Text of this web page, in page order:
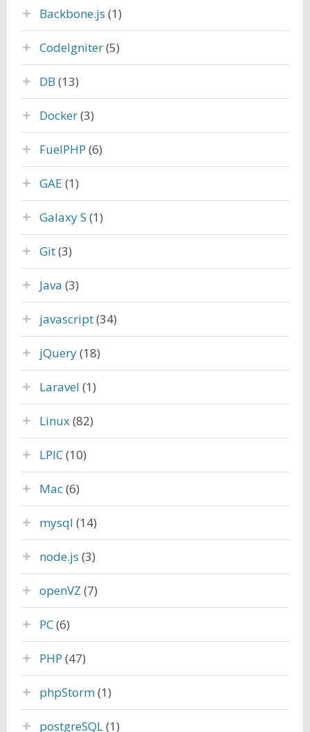
Backbone.js (1)
CodeIgniter(5)
DB (13)
Docker(3)
FuelPHP (6)
GAE (1)
Galaxy S (1)
Git(3)
Java (3)
javascript(34)
jQuery(18)
Laravel (1)
Linux(82)
LPIC(10)
Mac(6)
mysql (14)
node.js (3)
openVZ (7)
PC(6)
PHP (47)
phpStorm(1)
postgreSQL(1)